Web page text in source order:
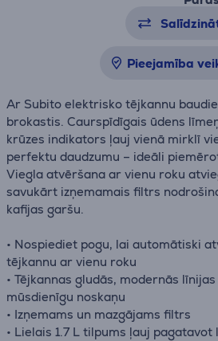
Pieejamība
Ar Subito elektrisko tējkannu
brokastis. Caurspīdīgais ūdens
krūzes indikators ļauj vienā mirklī
perfektu daudzumu – ideāli
Viegla atvēršana ar vienu roku
savukārt izņemamais filtrs
kafijas garšu.
• Nospiediet pogu, lai automātiski
tējkannu ar vienu roku
• Tējkannas gludās, modernās
mūsdienīgu noskaņu
• Izņemams un mazgājams filtrs
• Lielais 1.7 L tilpums ļauj pagatavot